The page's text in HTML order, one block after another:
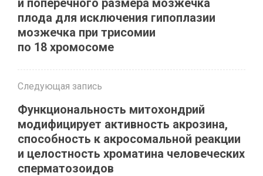
и поперечного размера мозжечка
плода для исключения гипоплазии
мозжечка при трисомии
по 18 хромосоме
Следующая запись
Функциональность митохондрий
модифицирует активность акрозина,
способность к акросомальной реакции
и целостность хроматина человеческих
сперматозоидов